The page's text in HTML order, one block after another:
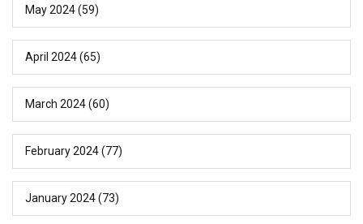
May 2024(59)
April 2024(65)
March 2024(60)
February 2024(77)
January 2024(73)